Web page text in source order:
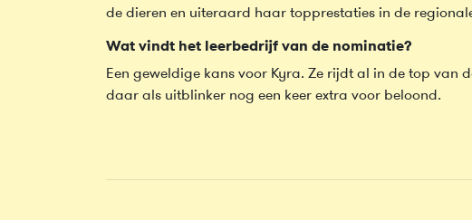
de dieren en uiteraard haar topprestaties in de
Wat vindt het leerbedrijf van de nominatie?
Een geweldige kans voor Kyra. Ze rijdt al in de top van
daar als uitblinker nog een keer extra voor beloond.